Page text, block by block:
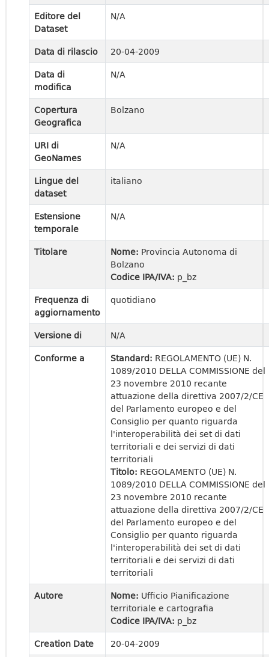
Editore del
Dataset
N/A
Data di rilascio
20-04-2009
Data di
modifica
N/A
Copertura
Geografica
Bolzano
URI di
GeoNames
N/A
Lingue del
dataset
italiano
Estensione
temporale
N/A
Titolare Nome: Provincia Autonoma di
Bolzano
Codice IPA/IVA: p_bz
Frequenza di
aggiornamento
quotidiano
Versione di
N/A
Conforme a
Standard: REGOLAMENTO (UE) N.
1089/2010 DELLA COMMISSIONE del
23 novembre 2010 recante
attuazione della direttiva 2007/2/CE
del Parlamento europeo e del
Consiglio per quanto riguarda
l'interoperabilità dei set di dati
territoriali e dei servizi di dati
territoriali
Titolo: REGOLAMENTO (UE) N.
1089/2010 DELLA COMMISSIONE del
23 novembre 2010 recante
attuazione della direttiva 2007/2/CE
del Parlamento europeo e del
Consiglio per quanto riguarda
l'interoperabilità dei set di dati
territoriali e dei servizi di dati
territoriali
Autore
Nome: Ufficio Pianificazione
territoriale e cartografia
Codice IPA/IVA: p_bz
Creation Date
20-04-2009